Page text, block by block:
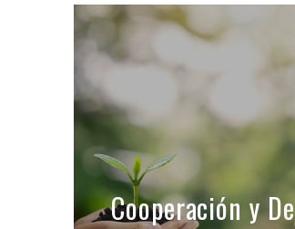
Cooperación y